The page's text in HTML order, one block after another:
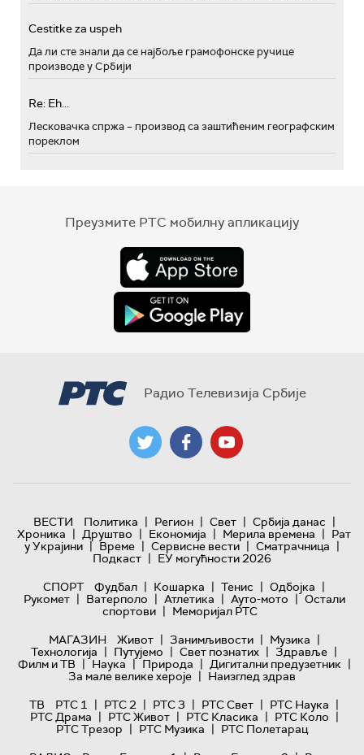
Cestitke za uspeh
Да ли сте знали да се најбоље грамофонске ручице
производе у Србији
Re: Eh...
Лесковачка спржа – производ са заштићеним географским
пореклом
Преузмите РТС мобилну апликацију
Радио Телевизија Србије
ВЕСТИ Политика | Регион | Свет | Србија данас |
Хроника | Друштво | Економија | Мерила времена | Рат
у Украјини | Време | Сервисне вести | Сматрачница |
Подкаст | ЕУ могућности 2026
СПОРТ
Фудбал | Кошарка | Тенис | Одбојка |
Рукомет | Ватерполо | Атлетика | Ауто-мото | Остали
спортови | Меморијал РТС
МАГАЗИН
Живот | Занимљивости | Музика |
Технологијa | Путујемо | Свет познатих | Здравље |
Филм и ТВ | Наука | Природа | Дигитални предузетник |
За мале велике хероје | Наизглед здрав
ТВ
РТС 1 | РТС 2 | РТС 3 | РТС Свет | РТС Наука |
РТС Драма | РТС Живот | РТС Класика | РТС Коло |
РТС Трезор | РТС Музика | РТС Полетарац